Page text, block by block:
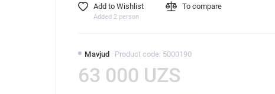
Mavjud Product code: 5000190
63 000 UZS
Add to Wishlist
Added 2 person
To compare